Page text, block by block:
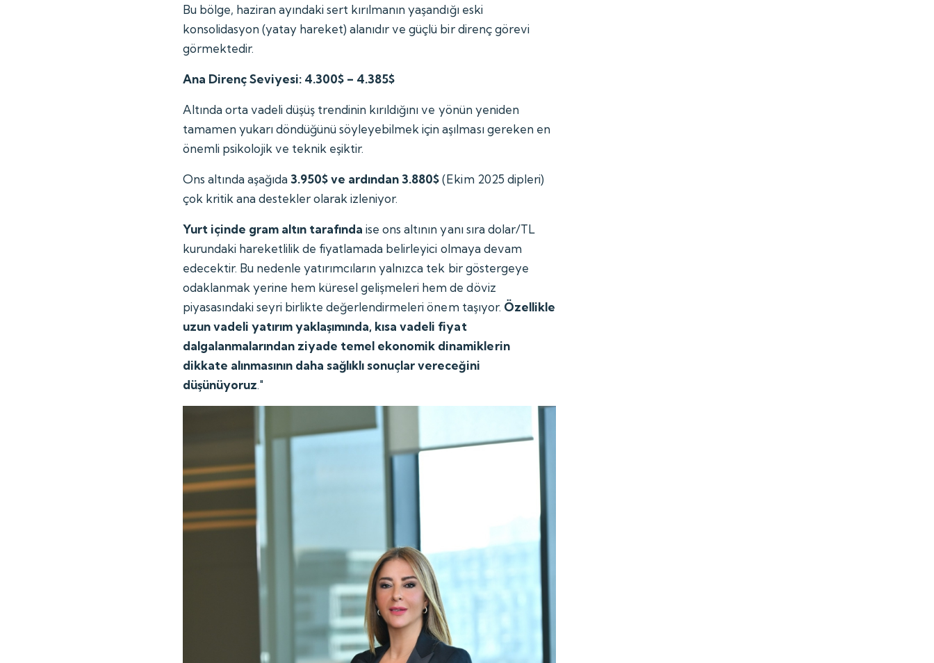
Bu bölge, haziran ayındaki sert kırılmanın yaşandığı eski
konsolidasyon (yatay hareket) alanıdır ve güçlü bir direnç görevi
görmektedir.
Ana Direnç Seviyesi: 4.300$ – 4.385$
Altında orta vadeli düşüş trendinin kırıldığını ve yönün yeniden
tamamen yukarı döndüğünü söyleyebilmek için aşılması gereken en
önemli psikolojik ve teknik eşiktir.
Ons altında aşağıda3.950$ ve ardından 3.880$(Ekim 2025 dipleri)
çok kritik ana destekler olarak izleniyor.
Yurt içinde gram altın tarafında ise ons altının yanı sıra dolar/TL
kurundaki hareketlilik de fiyatlamada belirleyici olmaya devam
edecektir. Bu nedenle yatırımcıların yalnızca tek bir göstergeye
odaklanmak yerine hem küresel gelişmeleri hem de döviz
piyasasındaki seyri birlikte değerlendirmeleri önem taşıyor. Özellikle
uzun vadeli yatırım yaklaşımında, kısa vadeli fiyat
dalgalanmalarından ziyade temel ekonomik dinamiklerin
dikkate alınmasının daha sağlıklı sonuçlar vereceğini
düşünüyoruz."